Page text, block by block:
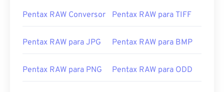
Pentax RAW Conversor Pentax RAW para TIFF
Pentax RAW para JPG Pentax RAW para BMP
Pentax RAW para PNG Pentax RAW para ODD